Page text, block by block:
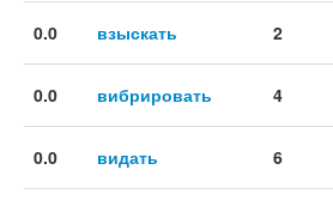
0.0 взыскать 2
0.0 вибрировать 4
0.0 видать 6